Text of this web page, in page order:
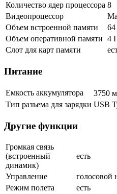
Количество ядер процессора 8
Видеопроцессор
Объем встроенной памяти
Объем оперативной памяти 4
Слот для карт памяти
Питание
Емкость аккумулятора
3750
Тип разъема для зарядки USB
Другие функции
Громкая связь
(встроенный
динамик)
есть
Управление
голосовой
Режим полета
есть